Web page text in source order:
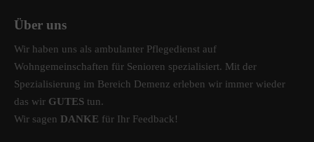
Über uns
Wir haben uns als ambulanter Pflegedienst auf
Wohngemeinschaften für Senioren spezialisiert. Mit der
Spezialisierung im Bereich Demenz erleben wir immer wieder
das wir GUTES tun.
Wir sagen DANKE für Ihr Feedback!